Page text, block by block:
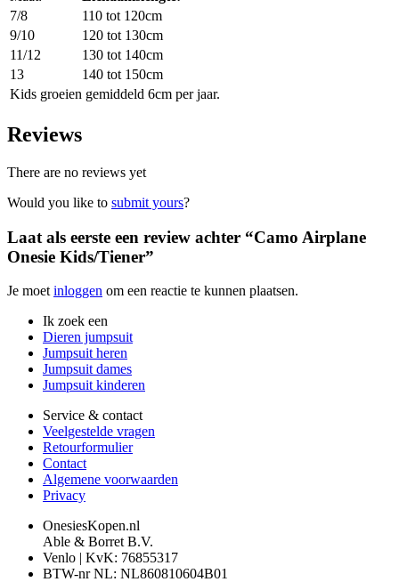
7/8
110 tot 120cm
9/10
120 tot 130cm
11/12
130 tot 140cm
13
140 tot 150cm
Kids groeien gemiddeld 6cm per jaar.
Reviews
There are no reviews yet
Would you like to submit yours?
Laat als eerste een review achter “Camo Airplane
Onesie Kids/Tiener”
Je moet inloggen om een reactie te kunnen plaatsen.
Ik zoek een
Dieren jumpsuit
Jumpsuit heren
Jumpsuit dames
Jumpsuit kinderen
Service & contact
Veelgestelde vragen
Retourformulier
Contact
Algemene voorwaarden
Privacy
OnesiesKopen.nl
Able & Borret B.V.
Venlo | KvK: 76855317
BTW-nr NL: NL860810604B01